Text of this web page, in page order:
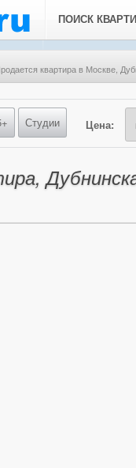
ПОИСК
квартира в Москве,
Студии Цена: